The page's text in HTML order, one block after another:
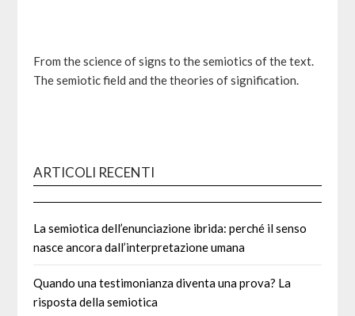
From the science of signs to the semiotics of the text.
The semiotic field and the theories of signification.
ARTICOLI RECENTI
La semiotica dell’enunciazione ibrida: perché il senso
nasce ancora dall’interpretazione umana
Quando una testimonianza diventa una prova? La
risposta della semiotica